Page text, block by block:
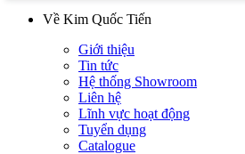
Về Kim Quốc Tiến
Giới thiệu
Tin tức
Hệ thống Showroom
Liên hệ
Lĩnh vực hoạt động
Tuyển dụng
Catalogue